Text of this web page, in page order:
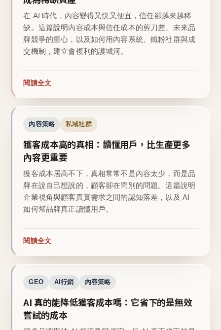
在 AI 時代，內容變得又快又便宜，信任卻越來越稀
缺。這篇說明內容成本與信任成本的剪刀差、未來品
牌競爭的重心，以及如何用內容系統、鐵粉社群與成
交機制，建立會複利的護城河。
閱讀全文
內容策略 私域社群
獲客成本高的真相：讀懂用戶，比生產更多
內容更重要
獲客成本居高不下，真相常常不是內容太少，而是品
牌在說自己想說的，顧客卻在問別的問題。這篇說明
企業視角與顧客真實需求之間的認知落差，以及 AI
如何幫品牌真正讀懂用戶。
閱讀全文
GEO AI行銷 內容策略
AI 真的能降低獲客成本嗎：它省下的是無效
嘗試的成本